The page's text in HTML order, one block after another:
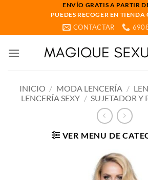
ENVÍO GRATIS A PARTIR
PUEDES RECOGER EN TIENDA
CONTACTAR
INICIO / MODA LENCERÍA /
LENCERÍA SEXY / SUJETADOR Y
VER MENU DE